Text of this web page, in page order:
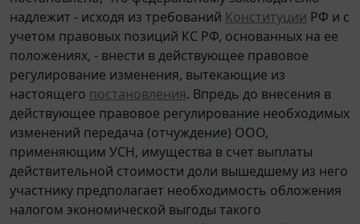
надлежит - исходя из требований Конституции РФ и с
учетом правовых позиций КС РФ, основанных на ее
положениях, - внести в действующее правовое
регулирование изменения, вытекающие из
настоящего постановления. Впредь до внесения в
действующее правовое регулирование необходимых
изменений передача (отчуждение) ООО,
применяющим УСН, имущества в счет выплаты
действительной стоимости доли вышедшему из него
участнику предполагает необходимость обложения
налогом экономической выгоды такого